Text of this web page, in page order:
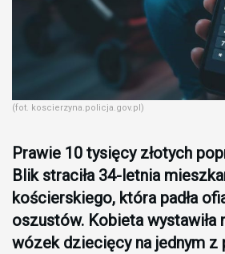
(fot. koscierzyna.policja.gov.pl)
Prawie 10 tysięcy złotych
Blik straciła 34-letnia
kościerskiego, która padła
oszustów. Kobieta wystawiła
wózek dziecięcy na jednym z